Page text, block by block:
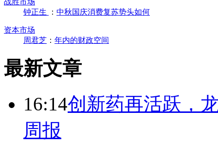
战胜市场
钟正生
： 中秋国庆消费复苏势头如何
资本市场
周君芝 ： 年内的财政空间
最新文章
16:14创新药再活跃，
周报